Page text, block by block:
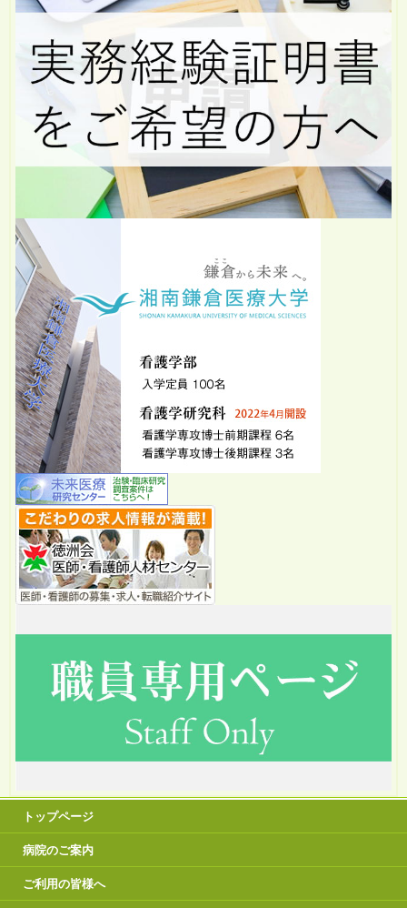
トップページ
病院のご案内
ご利用の皆様へ